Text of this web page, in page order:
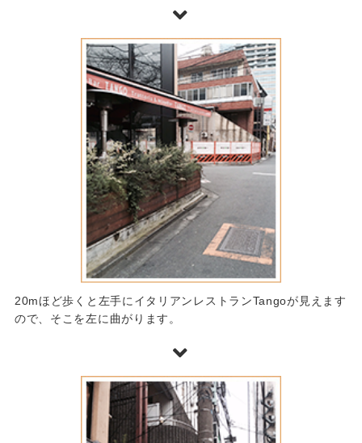
20mほど歩くと左手にイタリアンレストランTangoが見えます
ので、そこを左に曲がります。